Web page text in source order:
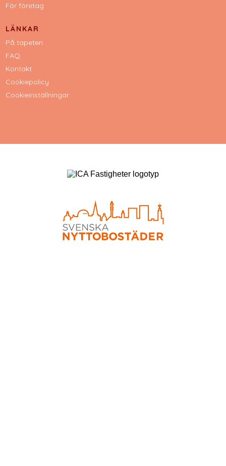
För företag
LÄNKAR
På tapeten
FAQ
Kontakt
Cookiepolicy
Cookieinställningar